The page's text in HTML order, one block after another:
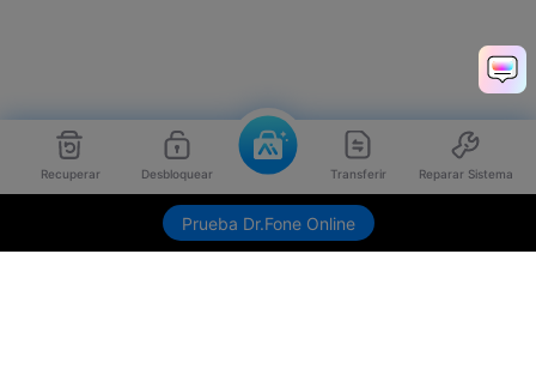
Recuperar Desbloquear Transferir Reparar Sistema
Prueba Dr.Fone Online
Envíame link de descarga